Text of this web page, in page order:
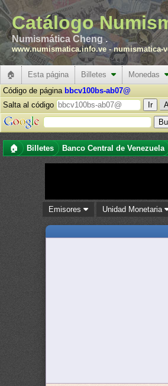
Catálogo
Numismática Cheng .
www.numismatica.info.ve -numismatica-
🏠 Esta página Billetes Monedas
Código de página bbcv100bs-ab07@
Salta al código
🏠 Billetes Banco Central de Venezuela
Emisores Unidad Monetaria